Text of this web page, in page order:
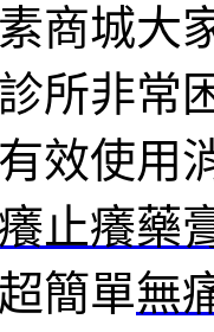
商城大
所非常
效使用
止癢藥
簡單無